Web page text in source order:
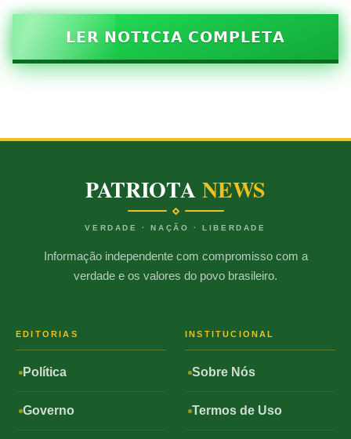
𝗟𝗘𝗥 𝗡𝗢𝗧𝗜𝗖𝗜𝗔 𝗖𝗢𝗠𝗣𝗟𝗘𝗧𝗔
PATRIOTANEWS
VERDADE · NAÇÃO · LIBERDADE
Informação independente com compromisso com a
verdade e os valores do povo brasileiro.
EDITORIAS
Política
Governo
INSTITUCIONAL
Sobre Nós
Termos de Uso